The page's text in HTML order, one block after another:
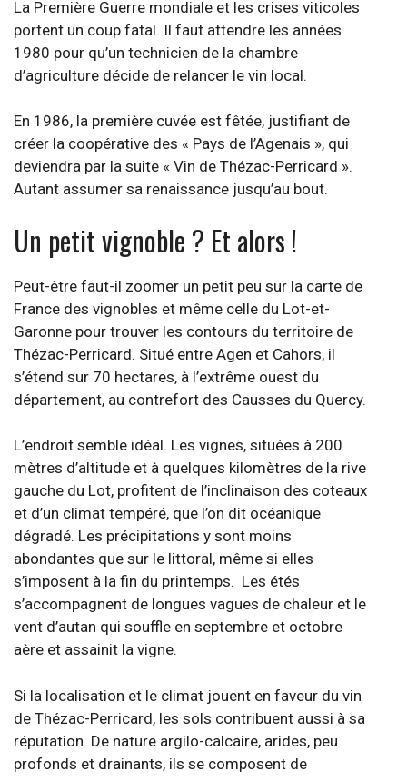
La Première Guerre mondiale et les crises viticoles
portent un coup fatal. Il faut attendre les années
1980 pour qu’un technicien de la chambre
d’agriculture décide de relancer le vin local.
En 1986, la première cuvée est fêtée, justifiant de
créer la coopérative des « Pays de l’Agenais », qui
deviendra par la suite « Vin de Thézac-Perricard ».
Autant assumer sa renaissance jusqu’au bout.
Un petit vignoble ? Et alors !
Peut-être faut-il zoomer un petit peu sur la carte de
France des vignobles et même celle du Lot-et-
Garonne pour trouver les contours du territoire de
Thézac-Perricard. Situé entre Agen et Cahors, il
s’étend sur 70 hectares, à l’extrême ouest du
département, au contrefort des Causses du Quercy.
L’endroit semble idéal. Les vignes, situées à 200
mètres d’altitude et à quelques kilomètres de la rive
gauche du Lot, profitent de l’inclinaison des coteaux
et d’un climat tempéré, que l’on dit océanique
dégradé. Les précipitations y sont moins
abondantes que sur le littoral, même si elles
s’imposent à la fin du printemps. Les étés
s’accompagnent de longues vagues de chaleur et le
vent d’autan qui souffle en septembre et octobre
aère et assainit la vigne.
Si la localisation et le climat jouent en faveur du vin
de Thézac-Perricard, les sols contribuent aussi à sa
réputation. De nature argilo-calcaire, arides, peu
profonds et drainants, ils se composent de